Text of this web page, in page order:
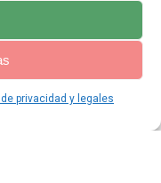
privacidad y legales